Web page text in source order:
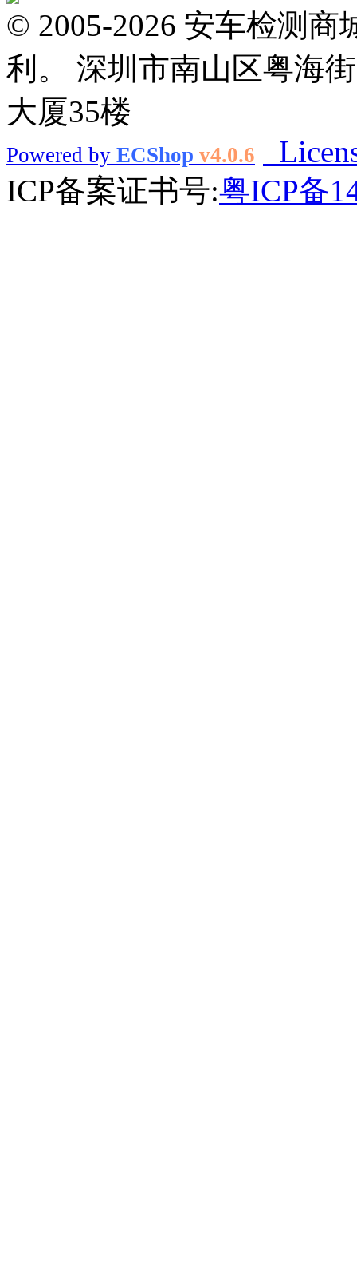
© 2005-2026 安车检测商
利。 深圳市南山区粤海
大厦35楼
Powered by ECShop v4.0.6
ICP备案证书号:粤ICP备